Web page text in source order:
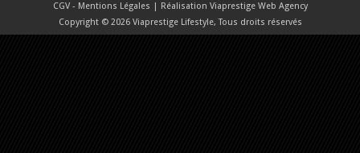
CGV - Mentions Légales | Réalisation Viaprestige Web Agency
Copyright © 2026 Viaprestige Lifestyle, Tous droits réservés